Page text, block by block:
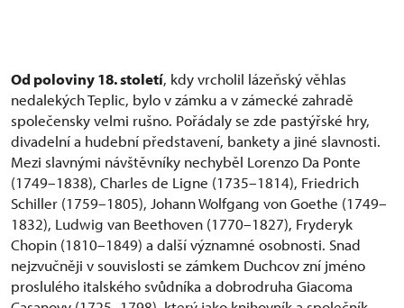
Od poloviny 18. století, kdy vrcholil lázeňský věhlas
nedalekých Teplic, bylo v zámku a v zámecké zahradě
společensky velmi rušno. Pořádaly se zde pastýřské hry,
divadelní a hudební představení, bankety a jiné slavnosti.
Mezi slavnými návštěvníky nechyběl Lorenzo Da Ponte
(1749–1838), Charles de Ligne (1735–1814), Friedrich
Schiller (1759–1805), Johann Wolfgang von Goethe (1749–
1832), Ludwig van Beethoven (1770–1827), Fryderyk
Chopin (1810–1849) a další významné osobnosti. Snad
nejzvučněji v souvislosti se zámkem Duchcov zní jméno
proslulého italského svůdníka a dobrodruha Giacoma